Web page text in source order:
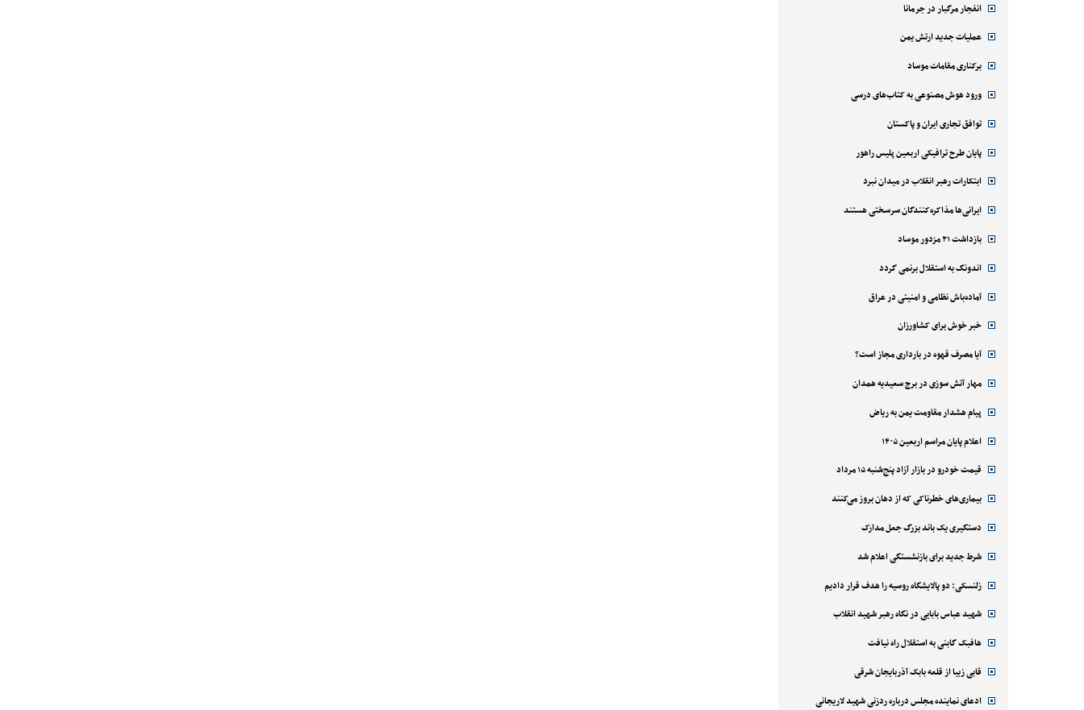
انفجار مرگبار در جرمانا
عملیات جدید ارتش یمن
برکناری مقامات موساد
ورود هوش مصنوعی به کتاب‌های درسی
توافق تجاری ایران و پاکستان
پایان طرح ترافیکی اربعین پلیس راهور
ابتکارات رهبر انقلاب در میدان نبرد
ایرانی‌ها مذاکره‌کنندگان سرسختی هستند
بازداشت ۲۱ مزدور موساد
اندونگ به استقلال برنمی گردد
آماده‌باش نظامی و امنیتی در عراق
خبر خوش برای کشاورزان
آیا مصرف قهوه در بارداری مجاز است؟
مهار آتش سوزی در برج سعیدیه همدان
پیام هشدار مقاومت یمن به ریاض
اعلام پایان مراسم اربعین ۱۴۰۵
قیمت خودرو در بازار آزاد پنج‌شنبه ۱۵ مرداد
بیماری‌های خطرناکی که از دهان بروز می‌کنند
دستگیری یک باند بزرگ جعل مدارک
شرط جدید برای بازنشستگی اعلام شد
زلنسکی: دو پالایشگاه روسیه را هدف قرار دادیم
شهید عباس بابایی در نگاه رهبر شهید انقلاب
هافبک گابنی به استقلال راه نیافت
قابی زیبا از قلعه بابک آذربایجان شرقی
ادعای نماینده مجلس درباره ردزنی شهید لاریجانی